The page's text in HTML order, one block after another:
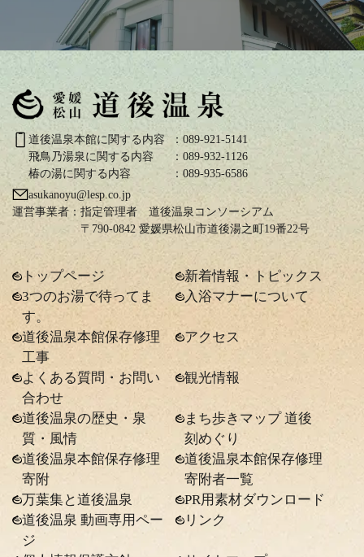
道後温泉本館に関する内容
：089-921-5141
飛鳥乃湯泉に関する内容
：089-932-1126
椿の湯に関する内容
：089-935-6586
asukanoyu@lesp.co.jp
運営事業者：指定管理者 道後温泉コンソーシアム
〒790-0842 愛媛県松山市道後湯之町19番22号
トップページ
新着情報・トピックス
3つのお湯で待ってま
す。
入浴マナーについて
道後温泉本館保存修理
工事
アクセス
よくある質問・お問い
合わせ
観光情報
道後温泉の歴史・泉
質・風情
まち歩きマップ 道後
刻めぐり
道後温泉本館保存修理
寄附
道後温泉本館保存修理
寄附者一覧
万葉集と道後温泉
PR用素材ダウンロード
道後温泉 動画専用ペー
ジ
リンク